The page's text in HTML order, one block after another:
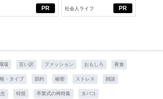
PR PR
ドの都市伝説
社会人ライフ
場 言い訳 ファッション おもしろ 夜食
・タイプ 節約 秘密 ストレス 雑談
特技 卒業式の袴特集 タバコ